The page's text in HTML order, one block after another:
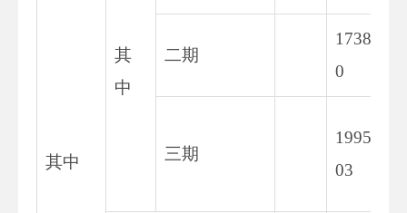
其中
其
中
二期
1738.9
0
三期
19954.
03